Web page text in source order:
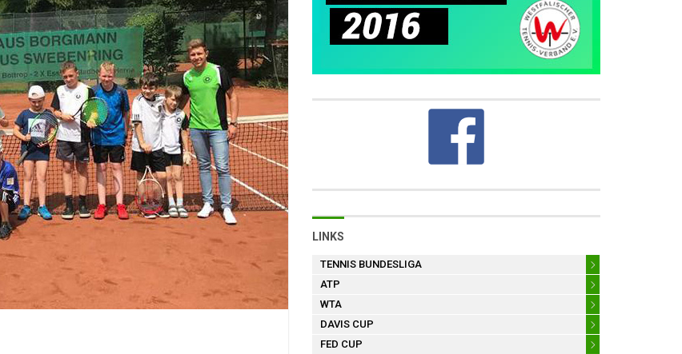
LINKS
TENNIS BUNDESLIGA
ATP
WTA
DAVIS CUP
FED CUP